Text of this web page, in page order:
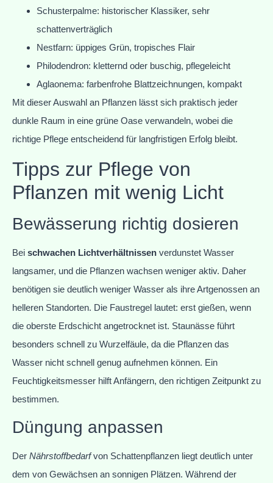
Schusterpalme: historischer Klassiker, sehr
schattenverträglich
Nestfarn: üppiges Grün, tropisches Flair
Philodendron: kletternd oder buschig, pflegeleicht
Aglaonema: farbenfrohe Blattzeichnungen, kompakt
Mit dieser Auswahl an Pflanzen lässt sich praktisch jeder
dunkle Raum in eine grüne Oase verwandeln, wobei die
richtige Pflege entscheidend für langfristigen Erfolg bleibt.
Tipps zur Pflege von
Pflanzen mit wenig Licht
Bewässerung richtig dosieren
Bei schwachen Lichtverhältnissen verdunstet Wasser
langsamer, und die Pflanzen wachsen weniger aktiv. Daher
benötigen sie deutlich weniger Wasser als ihre Artgenossen an
helleren Standorten. Die Faustregel lautet: erst gießen, wenn
die oberste Erdschicht angetrocknet ist. Staunässe führt
besonders schnell zu Wurzelfäule, da die Pflanzen das
Wasser nicht schnell genug aufnehmen können. Ein
Feuchtigkeitsmesser hilft Anfängern, den richtigen Zeitpunkt zu
bestimmen.
Düngung anpassen
Der Nährstoffbedarfvon Schattenpflanzen liegt deutlich unter
dem von Gewächsen an sonnigen Plätzen. Während der